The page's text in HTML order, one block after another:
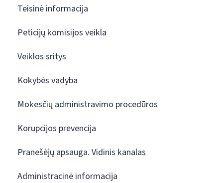
Teisinė informacija
Peticijų komisijos veikla
Veiklos sritys
Kokybės vadyba
Mokesčių administravimo procedūros
Korupcijos prevencija
Pranešėjų apsauga. Vidinis kanalas
Administracinė informacija